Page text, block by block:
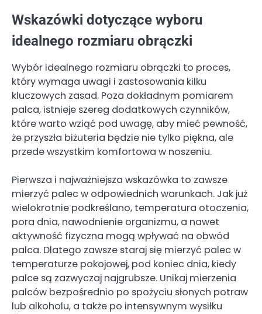
Wskazówki dotyczące wyboru
idealnego rozmiaru obrączki
Wybór idealnego rozmiaru obrączki to proces,
który wymaga uwagi i zastosowania kilku
kluczowych zasad. Poza dokładnym pomiarem
palca, istnieje szereg dodatkowych czynników,
które warto wziąć pod uwagę, aby mieć pewność,
że przyszła biżuteria będzie nie tylko piękna, ale
przede wszystkim komfortowa w noszeniu.
Pierwsza i najważniejsza wskazówka to zawsze
mierzyć palec w odpowiednich warunkach. Jak już
wielokrotnie podkreślano, temperatura otoczenia,
pora dnia, nawodnienie organizmu, a nawet
aktywność fizyczna mogą wpływać na obwód
palca. Dlatego zawsze staraj się mierzyć palec w
temperaturze pokojowej, pod koniec dnia, kiedy
palce są zazwyczaj najgrubsze. Unikaj mierzenia
palców bezpośrednio po spożyciu słonych potraw
lub alkoholu, a także po intensywnym wysiłku